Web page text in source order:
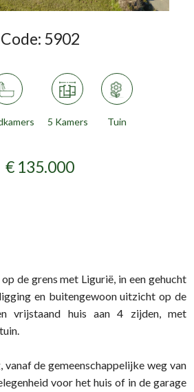
Code: 5902
5 Kamers Tuin
€ 135.000
op de grens met Ligurië, in een gehucht
en buitengewoon uitzicht op de
vrijstaand huis aan 4 zijden, met
vanaf de gemeenschappelijke weg van
voor het huis of in de garage